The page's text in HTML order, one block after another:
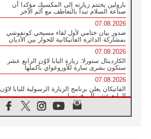
بارولين يختتم زيارته إلى المكسيك مؤكدا أن
صناعة السلام تبدأ بالتعاطف مع ألم الآخر
07.08.2026
صدور بيان ختامي لأول لقاء مسيحي كونفوشي
بمشاركة الدائرة الفاتيكانية للحوار بين الأديان
07.08.2026
الكاردينال ستورلا: زيارة البابا لاوُن الرابع عشر
ستكون بشرى سارة للأوروغواي بأكملها
07.08.2026
الفاتيكان يعلن برنامج الزيارة الرسولية للبابا لاوُن
الرابع عشر إلى فرنسا
في الذكرى الـ ٨١ لحادثة هيروشيما الكنيسة في